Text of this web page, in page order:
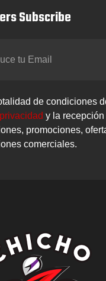
Subscribe
de condiciones
y la recepción
promociones,
comerciales.